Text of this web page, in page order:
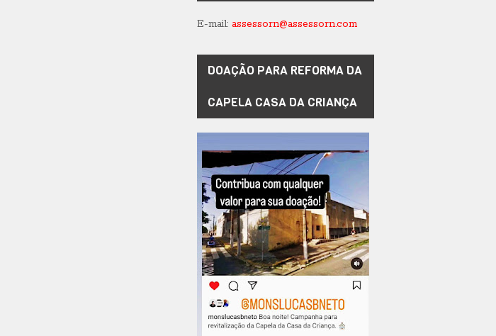
E-mail: assessorn@assessorn.com
DOAÇÃO PARA REFORMA DA
CAPELA CASA DA CRIANÇA